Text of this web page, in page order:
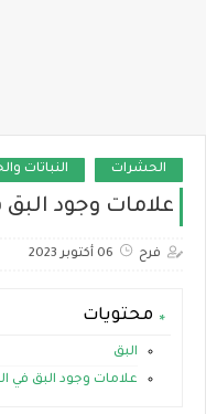
الحشرات النباتات
علامات وجود البق
فرح 06 أكتوبر 2023
محتويات
البق
علامات وجود البق في